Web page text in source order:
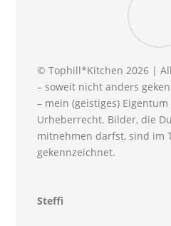
© Tophill*Kitchen 2026 |
– soweit nicht anders
– mein (geistiges)
Urheberrecht. Bilder, die
mitnehmen darfst, sind im
gekennzeichnet.
Steffi